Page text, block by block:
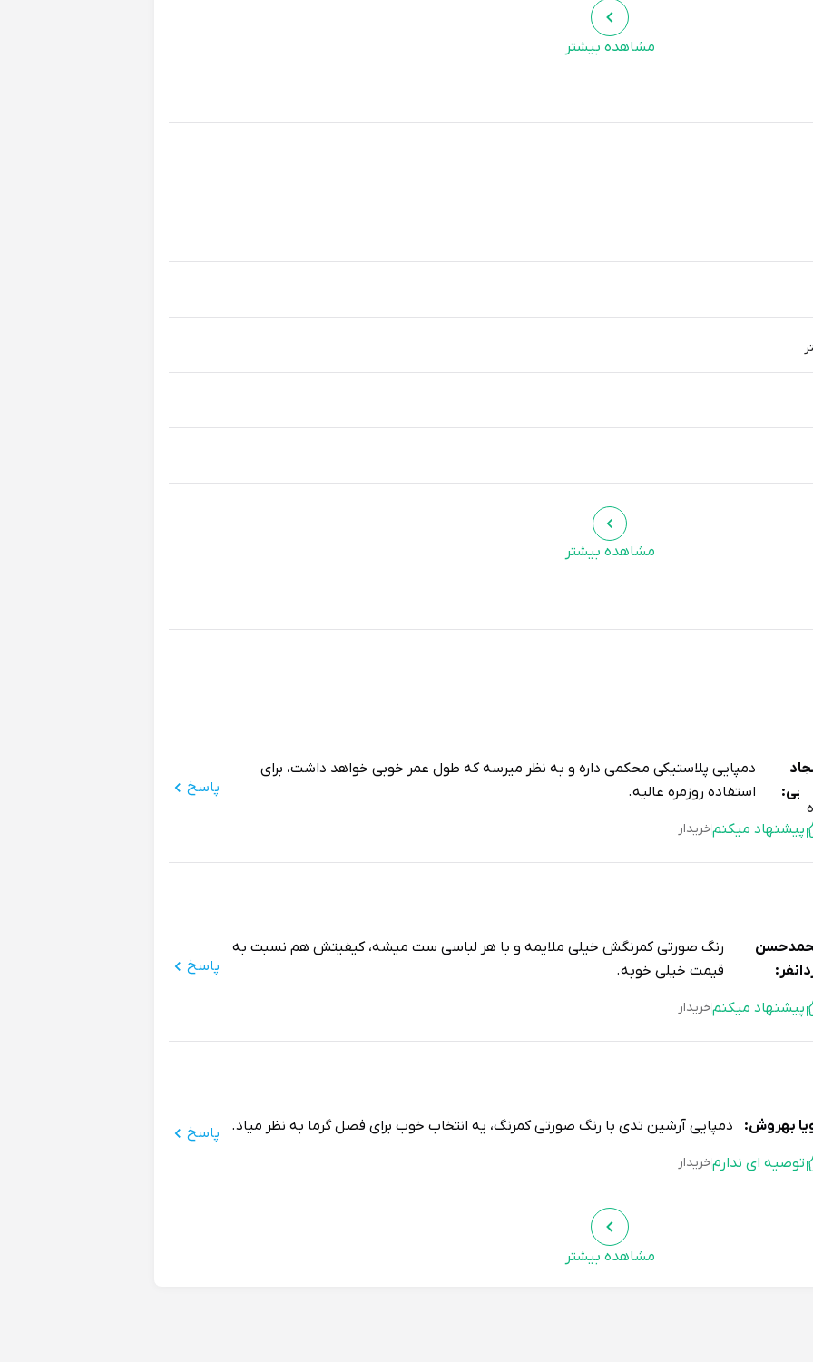
مشاهده بیشتر
مشاهده بیشتر
دمپایی پلاستیکی محکمی داره و به نظر میرسه که طول عمر خوبی خواهد داشت، برای
استفاده روزمره عالیه.
پاسخ
پیشنهاد میکنمخریدار
رنگ صورتی کمرنگش خیلی ملایمه و با هر لباسی ست میشه، کیفیتش هم نسبت به
قیمت خیلی خوبه.
پاسخ
پیشنهاد میکنمخریدار
بهروش: دمپایی آرشین تدی با رنگ صورتی کمرنگ، یه انتخاب خوب برای فصل گرما به نظر میاد.
پاسخ
توصیه ای ندارمخریدار
مشاهده بیشتر